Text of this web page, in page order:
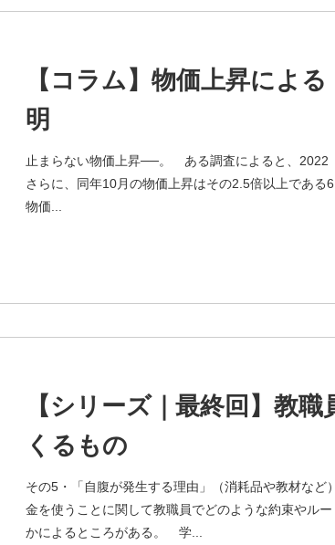
【コラム】物価上昇によ
明
止まらない物価上昇──。 ある調査によると、2022
さらに、同年10月の物価上昇はその2.5倍以上であ
物価...
【シリーズ｜最終回】教
くるもの
その5・「自腹が発生する理由」（消耗品や教材な
金を使うことに関して教職員でどのような約束やル
かによるところがある。 学...